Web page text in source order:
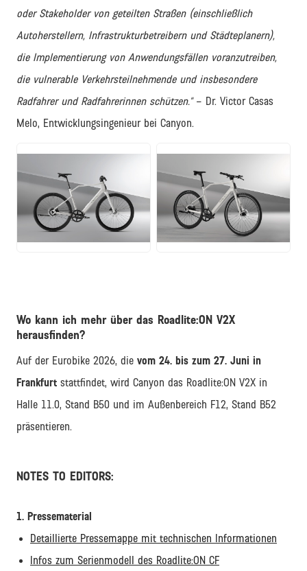
oder Stakeholder von geteilten Straßen (einschließlich
Autoherstellern, Infrastrukturbetreibern und Städteplanern),
die Implementierung von Anwendungsfällen voranzutreiben,
die vulnerable Verkehrsteilnehmende und insbesondere
Radfahrer und Radfahrerinnen schützen.“ – Dr. Victor Casas
Melo, Entwicklungsingenieur bei Canyon.
Wo kann ich mehr über das Roadlite:ON V2X
herausfinden?
Auf der Eurobike 2026, die vom 24. bis zum 27. Juni in
Frankfurt stattfindet, wird Canyon das Roadlite:ON V2X in
Halle 11.0, Stand B50 und im Außenbereich F12, Stand B52
präsentieren.
NOTES TO EDITORS:
1. Pressematerial
Detaillierte Pressemappe mit technischen Informationen
Infos zum Serienmodell des Roadlite:ON CF